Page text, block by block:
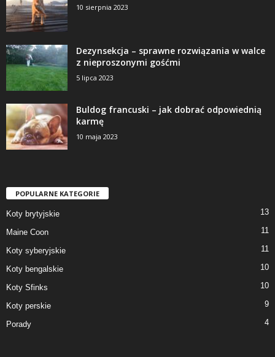
10 sierpnia 2023
Dezynsekcja – sprawne rozwiązania w walce
z nieproszonymi gośćmi
5 lipca 2023
Buldog francuski – jak dobrać odpowiednią
karmę
10 maja 2023
POPULARNE KATEGORIE
Koty brytyjskie 13
Maine Coon 11
Koty syberyjskie 11
Koty bengalskie 10
Koty Sfinks 10
Koty perskie 9
Porady 4